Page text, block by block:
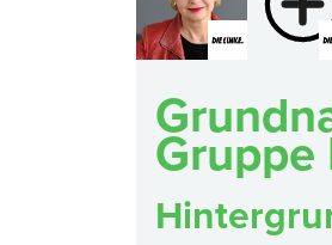
Gruppe